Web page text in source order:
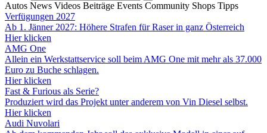
Autos News Videos Beiträge Events Community Shops Tipps
Verfügungen 2027
Ab 1. Jänner 2027: Höhere Strafen für Raser in ganz Österreich
Hier klicken
AMG One
Allein ein Werkstattservice soll beim AMG One mit mehr als 37.000
Euro zu Buche schlagen.
Hier klicken
Fast & Furious als Serie?
Produziert wird das Projekt unter anderem von Vin Diesel selbst.
Hier klicken
Audi Nuvolari